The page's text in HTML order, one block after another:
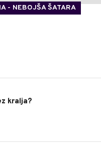
- NEBOJŠA ŠATARA
kralja?